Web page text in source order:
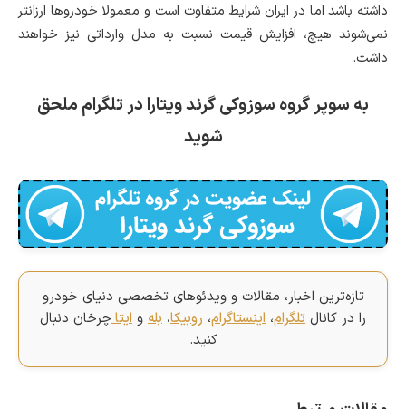
داشته باشد اما در ایران شرایط متفاوت است و معمولا خودروها ارزانتر
نمی‌شوند هیچ، افزایش قیمت نسبت به مدل وارداتی نیز خواهند
داشت.
به سوپر گروه سوزوکی گرند ویتارا در تلگرام ملحق
شوید
تازه‌ترین اخبار، مقالات و ویدئوهای تخصصی دنیای خودرو
را در کانال تلگرام، اینستاگرام، روبیکا، بله و ایتاچرخان دنبال
کنید.